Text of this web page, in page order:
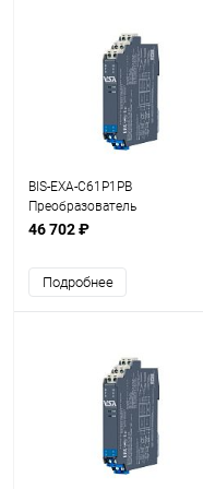
BIS-EXA-C61P1PB
Преобразователь
измерительный BIS-EXA-
46 702 ₽
Подробнее